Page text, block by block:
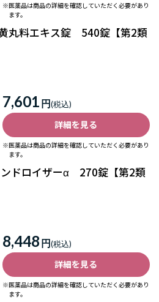
※医薬品は商品の詳細を確認していただく必要があり
ます。
丸料エキス錠 540錠【第2類
7,601 円
詳細を見る
※医薬品は商品の詳細を確認していただく必要があり
ます。
ドロイザーα 270錠【第2類
8,448 円
詳細を見る
※医薬品は商品の詳細を確認していただく必要があり
ます。